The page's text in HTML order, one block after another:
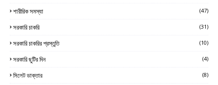
শারীরিক সমস্যা (47)
সরকারি চাকরি (31)
সরকারি চাকরির প্রস্তুতি (10)
সরকারি ছুটির দিন (4)
সিলেট ডাক্তার (8)